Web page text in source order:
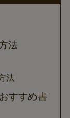
法
法
すすめ書